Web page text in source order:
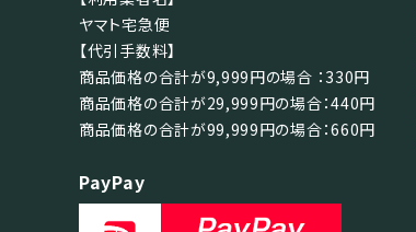
ヤマト宅急便
【代引手数料】
商品価格の合計が9,999円の場合 ：330円
商品価格の合計が29,999円の場合：440円
商品価格の合計が99,999円の場合：660円
PayPay